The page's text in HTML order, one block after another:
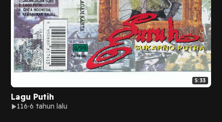
5:33
Lagu Putih
116 6 tahun lalu